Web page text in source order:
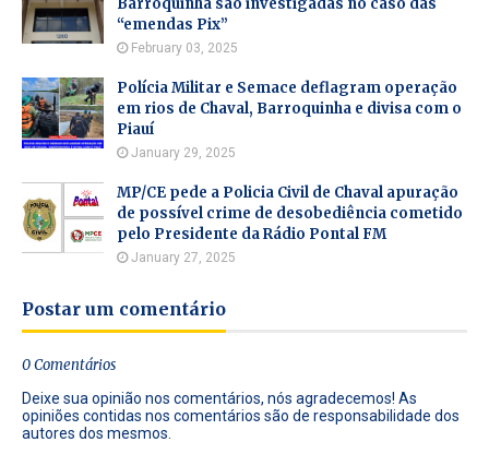
Barroquinha são investigadas no caso das
“emendas Pix”
February 03, 2025
Polícia Militar e Semace deflagram operação
em rios de Chaval, Barroquinha e divisa com o
Piauí
January 29, 2025
MP/CE pede a Policia Civil de Chaval apuração
de possível crime de desobediência cometido
pelo Presidente da Rádio Pontal FM
January 27, 2025
Postar um comentário
0 Comentários
Deixe sua opinião nos comentários, nós agradecemos! As
opiniões contidas nos comentários são de responsabilidade dos
autores dos mesmos.